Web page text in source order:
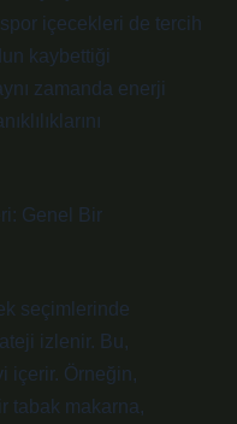
içecekleri de tercih
kaybettiği
zamanda enerji
Genel Bir
seçimlerinde
izlenir. Bu,
içerir. Örneğin,
tabak makarna,